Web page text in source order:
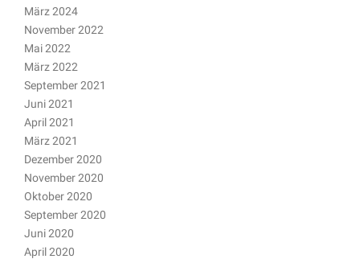
März 2024
November 2022
Mai 2022
März 2022
September 2021
Juni 2021
April 2021
März 2021
Dezember 2020
November 2020
Oktober 2020
September 2020
Juni 2020
April 2020